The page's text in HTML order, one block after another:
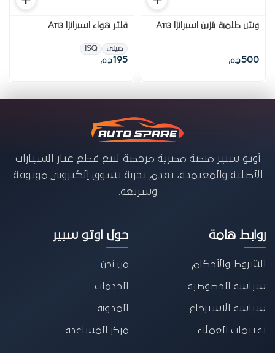
وش طلمبة بنزين اسبرانزا A113
500ج.م
فلتر هواء اسبرانزا A113
صينى ISQ
195ج.م
أوتو سبير منصة مصرية مرخصة لبيع قطع غيار السيارات
الأصلية والمعتمدة، تقدم تجربة تسوق إلكتروني موثوقة
وسريعة.
روابط هامة
الشروط والأحكام
سياسة الخصوصية
سياسة الاسترجاع
تقييمات العملاء
حول اوتو سبير
من نحن
الخدمات
المدونة
مركز المساعدة